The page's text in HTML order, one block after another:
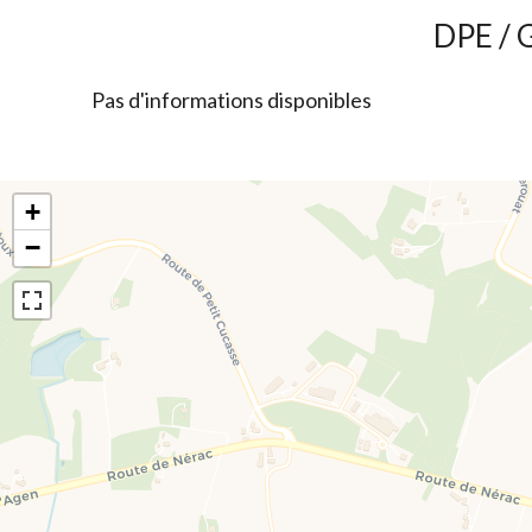
DPE /
Pas d'informations disponibles
+
−